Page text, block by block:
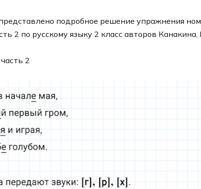
подробное решение упражнения
2 по русскому языку 2 класс авторов Канакина,
2